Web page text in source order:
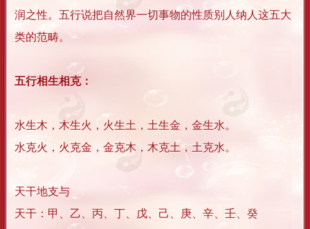
润之性。五行说把自然界一切事物的性质别人纳人这五大
类的范畴。
五行相生相克：
水生木，木生火，火生土，土生金，金生水。
水克火，火克金，金克木，木克土，土克水。
天干地支与
天干：甲、乙、丙、丁、戊、己、庚、辛、壬、癸